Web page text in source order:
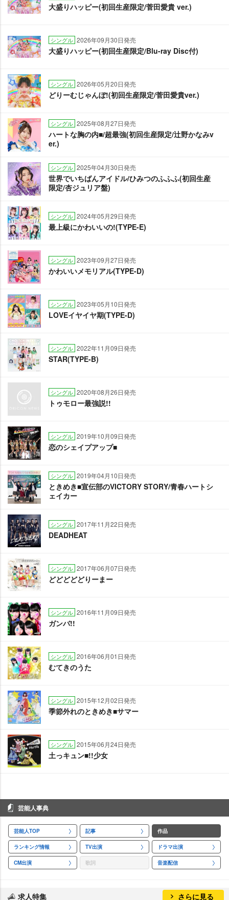
大盛りハッピー(初回生産限定/菅田愛貴 ver.)
シングル 2026年09月30日発売
大盛りハッピー(初回生産限定/Blu-ray Disc付)
シングル 2026年05月20日発売
どりーむじゃんぼ!(初回生産限定/菅田愛貴ver.)
シングル 2025年08月27日発売
ハートな胸の内■/超最強(初回生産限定/辻野かなみv
er.)
シングル 2025年04月30日発売
世界でいちばんアイドル/ひみつのふふふ(初回生産
限定/杏ジュリア盤)
シングル 2024年05月29日発売
最上級にかわいいの!(TYPE-E)
シングル 2023年09月27日発売
かわいいメモリアル(TYPE-D)
シングル 2023年05月10日発売
LOVEイヤイヤ期(TYPE-D)
シングル 2022年11月09日発売
STAR(TYPE-B)
シングル 2020年08月26日発売
トゥモロー最強説!!
シングル 2019年10月09日発売
恋のシェイプアップ■
シングル 2019年04月10日発売
ときめき■宣伝部のVICTORY STORY/青春ハートシ
ェイカー
シングル 2017年11月22日発売
DEADHEAT
シングル 2017年06月07日発売
どどどどどりーまー
シングル 2016年11月09日発売
ガンバ!!
シングル 2016年06月01日発売
むてきのうた
シングル 2015年12月02日発売
季節外れのときめき■サマー
シングル 2015年06月24日発売
土っキュン■!!少女
芸能人事典
芸能人TOP 記事 作品
ランキング情報 TV出演 ドラマ出演
CM出演 歌詞 音楽配信
求人特集 さらに見る